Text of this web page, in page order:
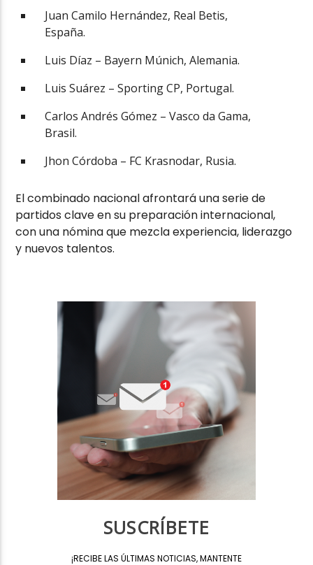
Juan Camilo Hernández, Real Betis,
España.
Luis Díaz – Bayern Múnich, Alemania.
Luis Suárez – Sporting CP, Portugal.
Carlos Andrés Gómez – Vasco da Gama,
Brasil.
Jhon Córdoba – FC Krasnodar, Rusia.
El combinado nacional afrontará una serie de
partidos clave en su preparación internacional,
con una nómina que mezcla experiencia, liderazgo
y nuevos talentos.
SUSCRÍBETE
¡RECIBE LAS ÚLTIMAS NOTICIAS, MANTENTE